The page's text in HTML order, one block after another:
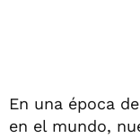
En una época
en el mundo,